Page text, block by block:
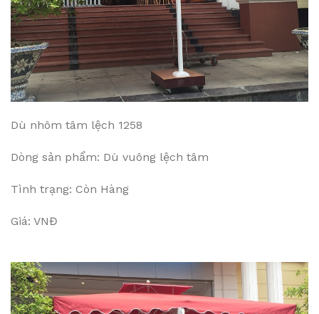
Dù nhôm tâm lệch 1258
Dòng sản phẩm: Dù vuông lệch tâm
Tình trạng: Còn Hàng
Giá: VNĐ